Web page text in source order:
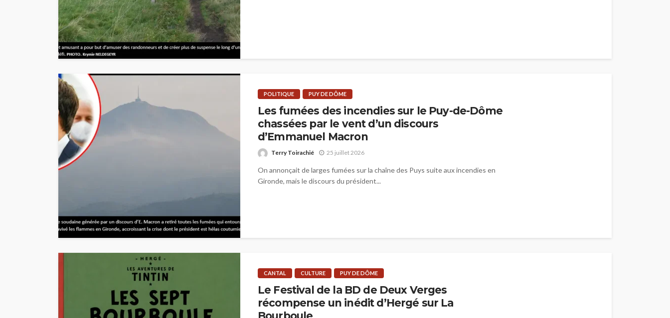
POLITIQUE PUY DE DÔME
Les fumées des incendies sur le Puy-de-Dôme
chassées par le vent d’un discours
d’Emmanuel Macron
Terry Toirachié 25 juillet 2026
On annonçait de larges fumées sur la chaîne des Puys suite aux incendies en
Gironde, mais le discours du président...
CANTAL CULTURE PUY DE DÔME
Le Festival de la BD de Deux Verges
récompense un inédit d’Hergé sur La